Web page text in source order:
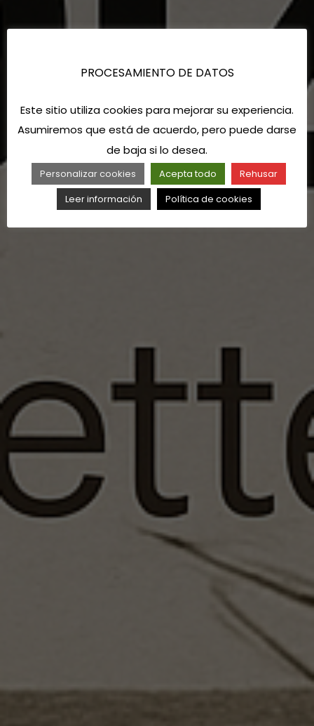
PROCESAMIENTO DE DATOS
Este sitio utiliza cookies para mejorar su experiencia.
Asumiremos que está de acuerdo, pero puede darse
de baja si lo desea.
Personalizar cookies Acepta todo
Rehusar
Leer información
Política de cookies